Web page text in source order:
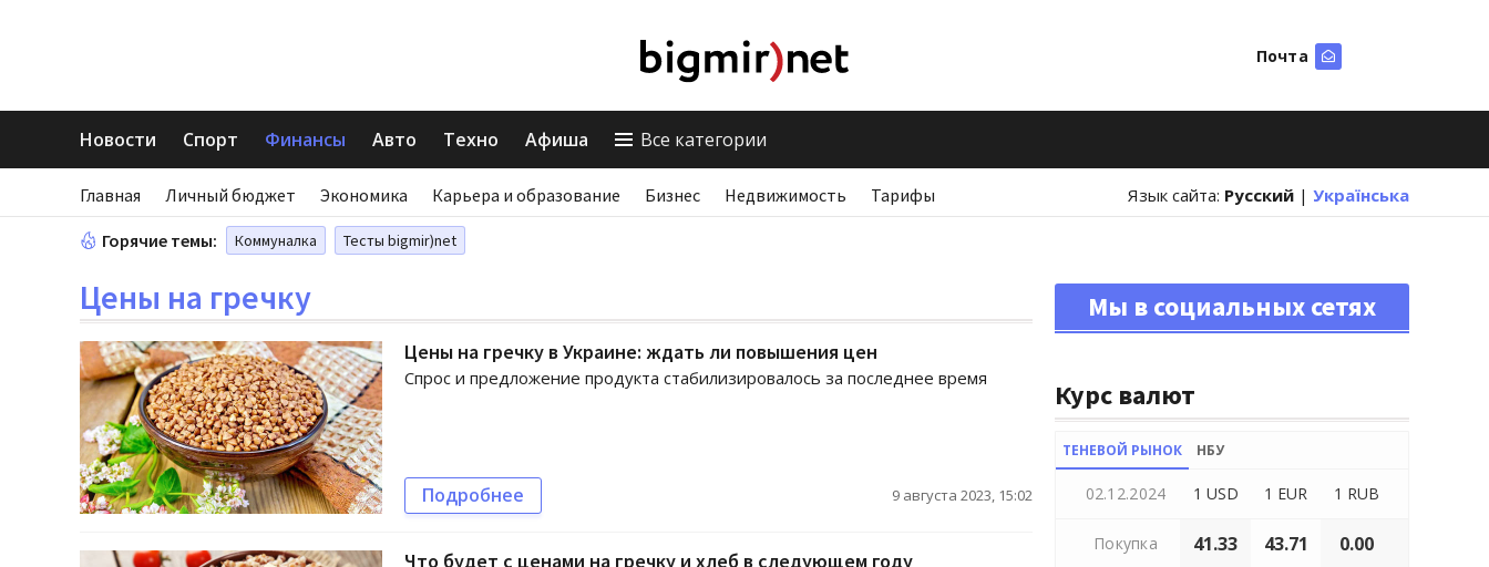
Почта
Новости Спорт Финансы Авто Техно Афиша Все категории
Главная Личный бюджет Экономика Карьера и образование Бизнес Недвижимость Тарифы Язык сайта: Русский | Українська
Горячие темы: Коммуналка Тесты bigmir)net
Цены на гречку
Цены на гречку в Украине: ждать ли повышения цен
Спрос и предложение продукта стабилизировалось за последнее время
Подробнее 9 августа 2023, 15:02
Что будет с ценами на гречку и хлеб в следующем году
Мы в социальных сетях
Курс валют
ТЕНЕВОЙ РЫНОК НБУ
02.12.2024 1 USD 1 EUR 1 RUB
Покупка 41.33 43.71 0.00